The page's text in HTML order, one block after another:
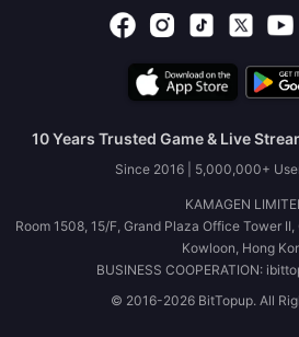
10 Years Trusted Game & Live
Since 2016 | 5,000,000+
KAMAGEN
Room 1508, 15/F, Grand Plaza Office Tower
Kowloon, Hong
BUSINESS COOPERATION:
© 2016-2026 BitTopup. All